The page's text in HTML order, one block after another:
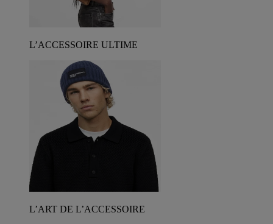
L’ACCESSOIRE ULTIME
L’ART DE L’ACCESSOIRE